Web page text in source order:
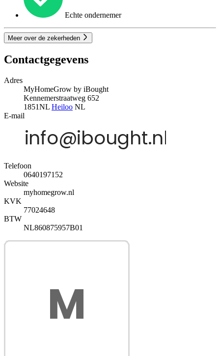
Echte ondernemer
Meer over de zekerheden
Contactgegevens
Adres
MyHomeGrow by iBought
Kennemerstraatweg 652
1851NL Heiloo NL
E-mail
Telefoon
0640197152
Website
myhomegrow.nl
KVK
77024648
BTW
NL860875957B01